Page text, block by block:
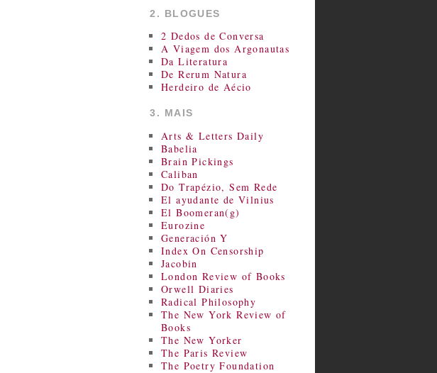
2. BLOGUES
2 Dedos de Conversa
A Viagem dos Argonautas
Da Literatura
De Rerum Natura
Herdeiro de Aécio
3. MAIS
Arts & Letters Daily
Babelia
Brain Pickings
Caliban
Do Trapézio, Sem Rede
El ayudante de Vilnius
El Boomeran(g)
Eurozine
Generación Y
Index On Censorship
Jacobin
London Review of Books
Orwell Diaries
Radical Philosophy
The New York Review of
Books
The New Yorker
The Paris Review
The Poetry Foundation